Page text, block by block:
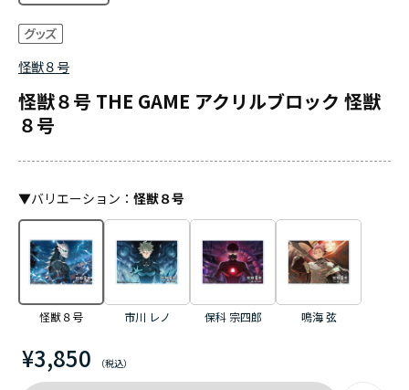
怪獣８号
怪獣８号 THE GAME アクリルブロック 怪獣
８号
¥3,850
▼バリエーション ： 怪獣８号
怪獣８号 市川 レノ 保科 宗四郎 鳴海 弦